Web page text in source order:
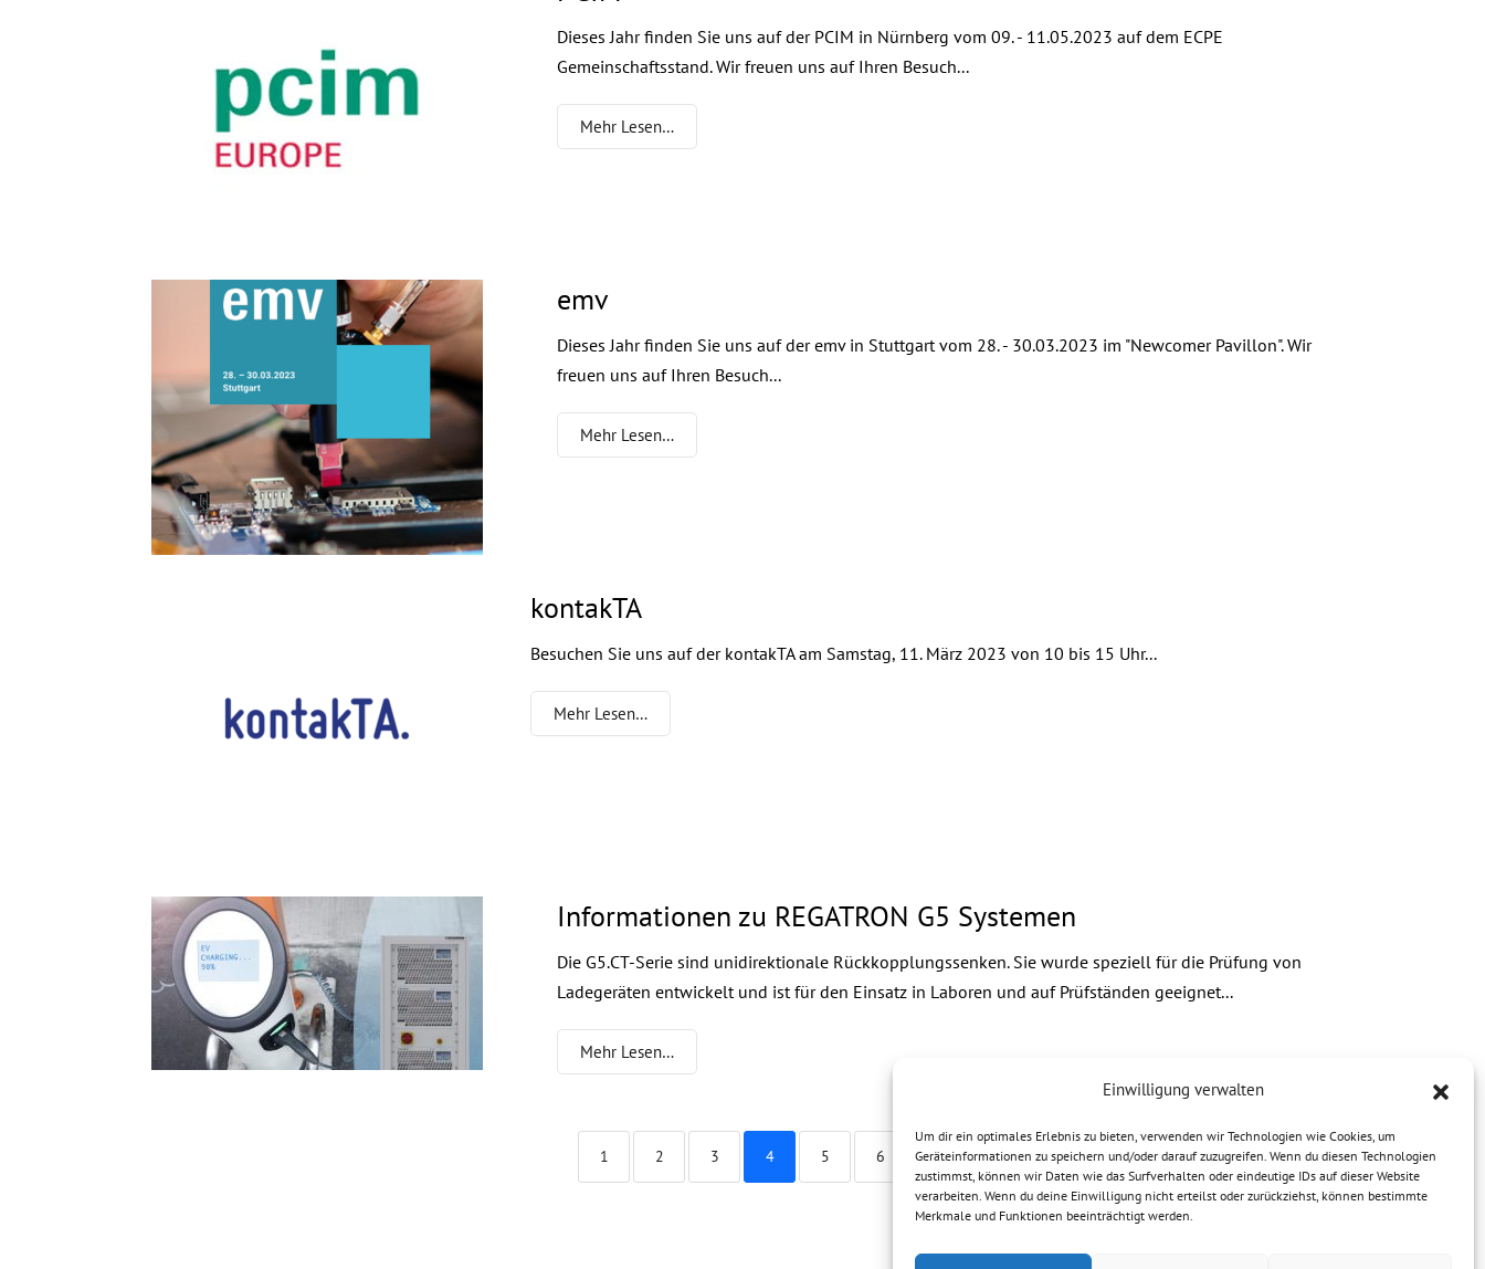
Einwilligung verwalten
Um dir ein optimales Erlebnis zu bieten, verwenden wir Technologien wie Cookies, um
Geräteinformationen zu speichern und/oder darauf zuzugreifen. Wenn du diesen Technologien
zustimmst, können wir Daten wie das Surfverhalten oder eindeutige IDs auf dieser Website
verarbeiten. Wenn du deine Einwilligung nicht erteilst oder zurückziehst, können bestimmte
Merkmale und Funktionen beeinträchtigt werden.
Dieses Jahr finden Sie uns auf der PCIM in Nürnberg vom 09. - 11.05.2023 auf dem ECPE
Gemeinschaftsstand. Wir freuen uns auf Ihren Besuch...
Mehr Lesen…
emv
Dieses Jahr finden Sie uns auf der emv in Stuttgart vom 28. - 30.03.2023 im "Newcomer Pavillon". Wir
freuen uns auf Ihren Besuch...
Mehr Lesen…
kontakTA
Besuchen Sie uns auf der kontakTA am Samstag, 11. März 2023 von 10 bis 15 Uhr...
Mehr Lesen…
Informationen zu REGATRON G5 Systemen
Die G5.CT-Serie sind unidirektionale Rückkopplungssenken. Sie wurde speziell für die Prüfung von
Ladegeräten entwickelt und ist für den Einsatz in Laboren und auf Prüfständen geeignet...
Mehr Lesen…
1 2 3 4 5 6